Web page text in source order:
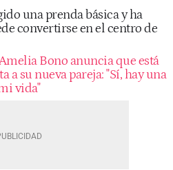
una prenda básica y ha
convertirse en el centro de
Bono anuncia que está
a su nueva pareja: "Sí, hay una
vida"